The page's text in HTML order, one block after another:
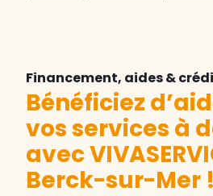
Financement, aides &
Bénéficiez
vos services à
avec
Berck-sur-Mer !